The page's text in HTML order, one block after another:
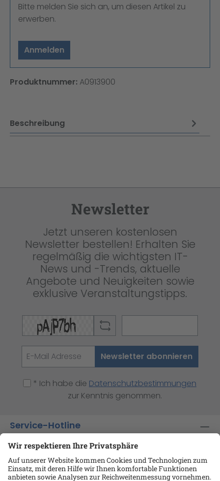
Bitte melden Sie sich an, um diesen Artikel zu
erwerben.
Anmelden
Produktnummer: A0913900
Beschreibung
Newsletter
Jetzt unseren kostenlosen
Newsletter bestellen! Erhalten Sie
regelmäßig die wichtigsten IT-
News und -Trends, aktuelle
Angebote und Neuigkeiten sowie
exklusive Veranstaltungstipps.
Newsletter abonnieren
* Ich habe die Datenschutzbestimmungen
zur Kenntnis genommen.
Service-Hotline
Shop-Service